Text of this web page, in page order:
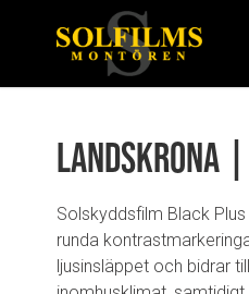
Landskrona
Solskyddsfilm Black
runda
ljusinsläppet och bidrar